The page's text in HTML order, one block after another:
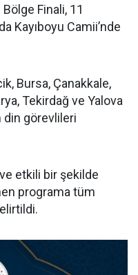
Bölge Finali, 11
Kayıboyu Camii’nde
Bursa, Çanakkale,
Tekirdağ ve Yalova
görevlileri
etkili bir şekilde
programa tüm